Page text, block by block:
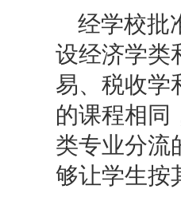
经学校批
设经济学类
易、税收学
的课程相同
类专业分流
够让学生按